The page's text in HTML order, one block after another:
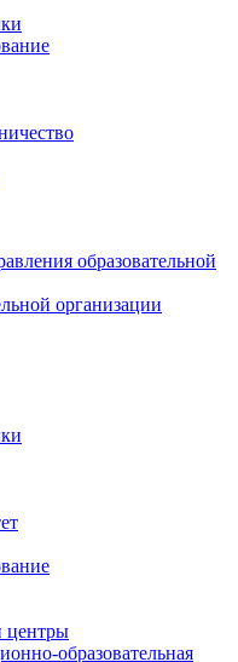
образовательной
организации
центры
образовательная